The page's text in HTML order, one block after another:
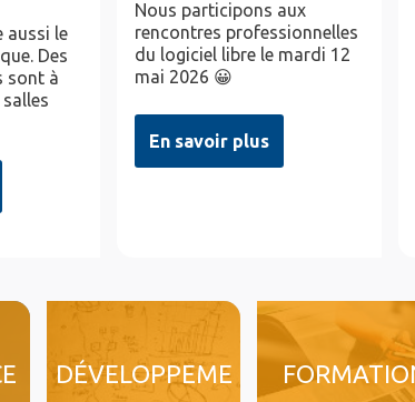
aussi le
Des
sont à
Nous participons aux
rencontres professionnelles
du logiciel libre le mardi 12
mai 2026 😀
En savoir plus
DÉVELOPPEME